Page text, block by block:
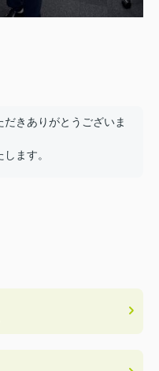
きありがとうございま
ます。